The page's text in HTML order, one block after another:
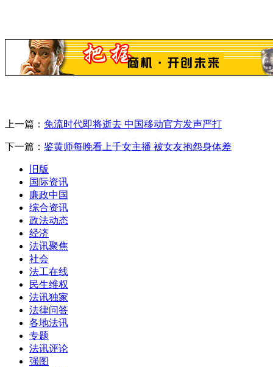
上一篇： 免流时代即将逝去 中国移动官方发声严打
下一篇： 鉴黄师每晚看上千女主播 被女友抱怨身体差
旧版
国际资讯
廉政中国
综合资讯
政法动态
经济
法讯聚焦
社会
法工在线
民生维权
法讯独家
法律问答
各地法讯
专题
法讯评论
强图